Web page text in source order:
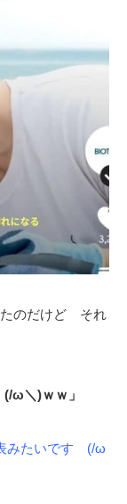
のだけど それ
(/ω＼)ｗｗ」
みたいです (/ω